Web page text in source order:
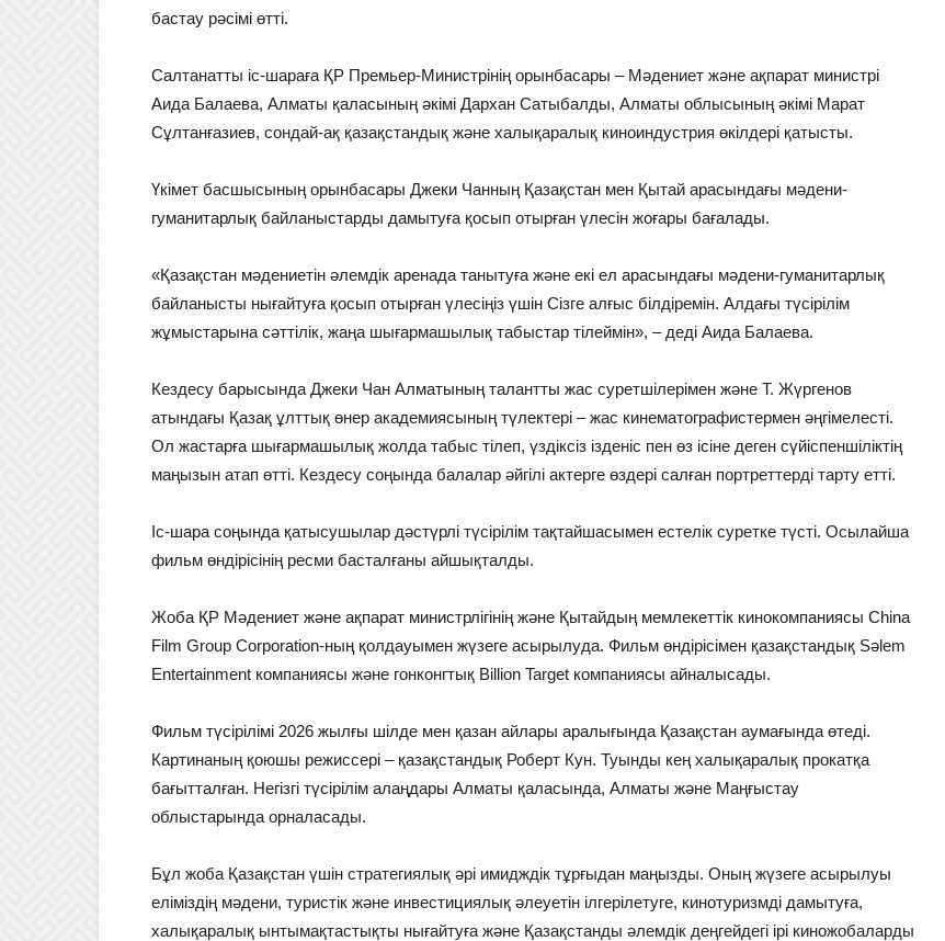
бастау рәсімі өтті.
Салтанатты іс-шараға ҚР Премьер-Министрінің орынбасары – Мәдениет және ақпарат министрі
Аида Балаева, Алматы қаласының әкімі Дархан Сатыбалды, Алматы облысының әкімі Марат
Сұлтанғазиев, сондай-ақ қазақстандық және халықаралық киноиндустрия өкілдері қатысты.
Үкімет басшысының орынбасары Джеки Чанның Қазақстан мен Қытай арасындағы мәдени-
гуманитарлық байланыстарды дамытуға қосып отырған үлесін жоғары бағалады.
«Қазақстан мәдениетін әлемдік аренада танытуға және екі ел арасындағы мәдени-гуманитарлық
байланысты нығайтуға қосып отырған үлесіңіз үшін Сізге алғыс білдіремін. Алдағы түсірілім
жұмыстарына сәттілік, жаңа шығармашылық табыстар тілеймін», – деді Аида Балаева.
Кездесу барысында Джеки Чан Алматының талантты жас суретшілерімен және Т. Жүргенов
атындағы Қазақ ұлттық өнер академиясының түлектері – жас кинематографистермен әңгімелесті.
Ол жастарға шығармашылық жолда табыс тілеп, үздіксіз ізденіс пен өз ісіне деген сүйіспеншіліктің
маңызын атап өтті. Кездесу соңында балалар әйгілі актерге өздері салған портреттерді тарту етті.
Іс-шара соңында қатысушылар дәстүрлі түсірілім тақтайшасымен естелік суретке түсті. Осылайша
фильм өндірісінің ресми басталғаны айшықталды.
Жоба ҚР Мәдениет және ақпарат министрлігінің және Қытайдың мемлекеттік кинокомпаниясы China
Film Group Corporation-ның қолдауымен жүзеге асырылуда. Фильм өндірісімен қазақстандық Sәlem
Entertainment компаниясы және гонконгтық Billion Target компаниясы айналысады.
Фильм түсірілімі 2026 жылғы шілде мен қазан айлары аралығында Қазақстан аумағында өтеді.
Картинаның қоюшы режиссері – қазақстандық Роберт Кун. Туынды кең халықаралық прокатқа
бағытталған. Негізгі түсірілім алаңдары Алматы қаласында, Алматы және Маңғыстау
облыстарында орналасады.
Бұл жоба Қазақстан үшін стратегиялық әрі имидждік тұрғыдан маңызды. Оның жүзеге асырылуы
еліміздің мәдени, туристік және инвестициялық әлеуетін ілгерілетуге, кинотуризмді дамытуға,
халықаралық ынтымақтастықты нығайтуға және Қазақстанды әлемдік деңгейдегі ірі киножобаларды